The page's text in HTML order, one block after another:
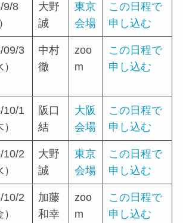
9/8
大野
誠
東京
会場
この日程で
申し込む
09/3
中村
徹
zoo
m
この日程で
申し込む
10/1
阪口
結
大阪
会場
この日程で
申し込む
10/2
大野
誠
東京
会場
この日程で
申し込む
10/2
加藤
和幸
zoo
m
この日程で
申し込む